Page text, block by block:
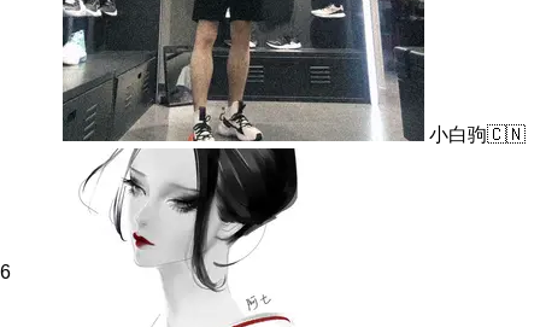
小白驹🇨🇳
6